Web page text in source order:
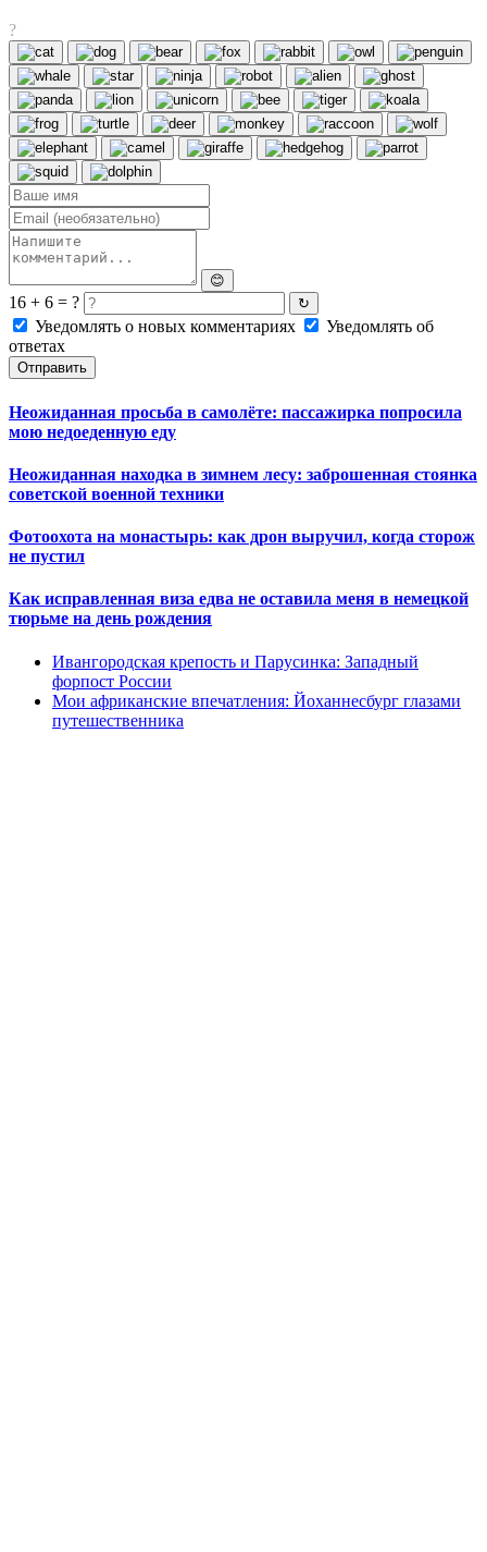
?
😊
16 + 6 = ? ↻
Уведомлять о новых комментариях
Уведомлять об
ответах
Отправить
Неожиданная просьба в самолёте: пассажирка попросила
мою недоеденную еду
Неожиданная находка в зимнем лесу: заброшенная стоянка
советской военной техники
Фотоохота на монастырь: как дрон выручил, когда сторож
не пустил
Как исправленная виза едва не оставила меня в немецкой
тюрьме на день рождения
Ивангородская крепость и Парусинка: Западный
форпост России
Мои африканские впечатления: Йоханнесбург глазами
путешественника